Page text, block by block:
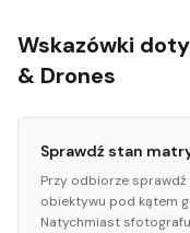
Wskazówki
& Drones
Sprawdź stan
Przy odbiorze sprawdź
obiektywu pod kątem
Natychmiast